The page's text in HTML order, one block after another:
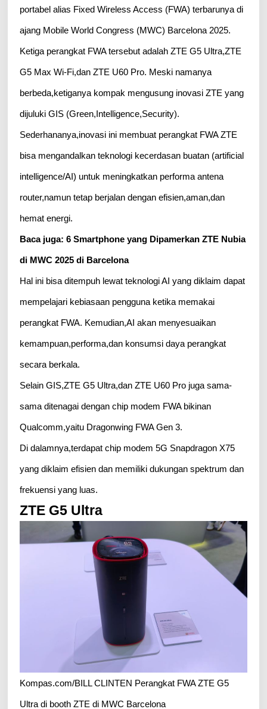
portabel alias Fixed Wireless Access (FWA) terbarunya di
ajang Mobile World Congress (MWC) Barcelona 2025.
Ketiga perangkat FWA tersebut adalah ZTE G5 Ultra,ZTE
G5 Max Wi-Fi,dan ZTE U60 Pro. Meski namanya
berbeda,ketiganya kompak mengusung inovasi ZTE yang
dijuluki GIS (Green,Intelligence,Security).
Sederhananya,inovasi ini membuat perangkat FWA ZTE
bisa mengandalkan teknologi kecerdasan buatan (artificial
intelligence/AI) untuk meningkatkan performa antena
router,namun tetap berjalan dengan efisien,aman,dan
hemat energi.
Baca juga: 6 Smartphone yang Dipamerkan ZTE Nubia
di MWC 2025 di Barcelona
Hal ini bisa ditempuh lewat teknologi AI yang diklaim dapat
mempelajari kebiasaan pengguna ketika memakai
perangkat FWA. Kemudian,AI akan menyesuaikan
kemampuan,performa,dan konsumsi daya perangkat
secara berkala.
Selain GIS,ZTE G5 Ultra,dan ZTE U60 Pro juga sama-
sama ditenagai dengan chip modem FWA bikinan
Qualcomm,yaitu Dragonwing FWA Gen 3.
Di dalamnya,terdapat chip modem 5G Snapdragon X75
yang diklaim efisien dan memiliki dukungan spektrum dan
frekuensi yang luas.
ZTE G5 Ultra
Kompas.com/BILL CLINTEN Perangkat FWA ZTE G5
Ultra di booth ZTE di MWC Barcelona